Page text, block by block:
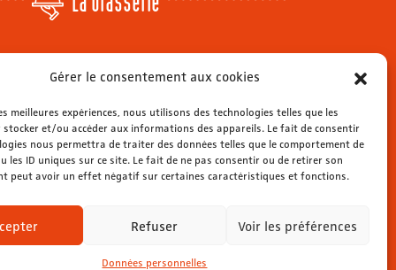
Gérer le consentement aux cookies
meilleures expériences, nous utilisons des technologies telles que les
stocker et/ou accéder aux informations des appareils. Le fait de consentir
nous permettra de traiter des données telles que le comportement de
les ID uniques sur ce site. Le fait de ne pas consentir ou de retirer son
peut avoir un effet négatif sur certaines caractéristiques et fonctions.
Refuser Voir les préférences
Données personnelles
Mardi & mercredi: 11h - 00h30
Jeudi: 11h - 1h
Vendredi & samedi: 11h - 1h30
Dimanche: 11h - 00h